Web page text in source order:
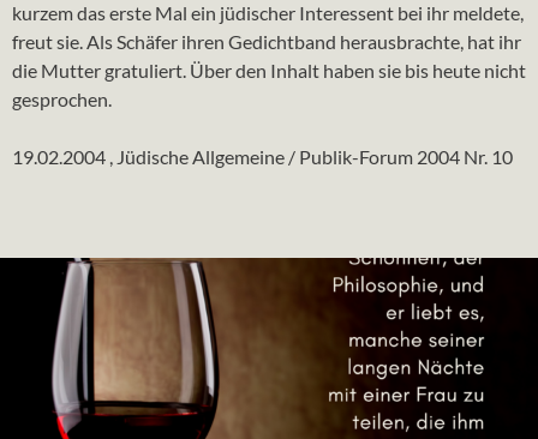
kurzem das erste Mal ein jüdischer Interessent bei ihr meldete,
freut sie. Als Schäfer ihren Gedichtband herausbrachte, hat ihr
die Mutter gratuliert. Über den Inhalt haben sie bis heute nicht
gesprochen.
19.02.2004 , Jüdische Allgemeine / Publik-Forum 2004 Nr. 10